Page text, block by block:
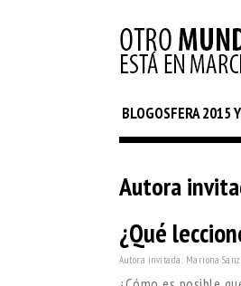
BLOGOSFERA 2015
Autora
¿Qué
Autora invitada: Mariona